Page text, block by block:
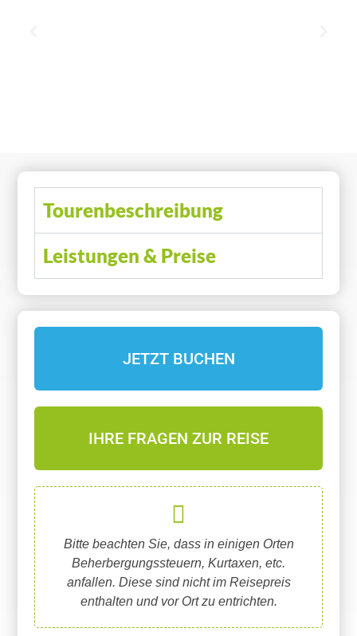
Tourenbeschreibung
Leistungen & Preise
JETZT BUCHEN
IHRE FRAGEN ZUR REISE
Bitte beachten Sie, dass in einigen Orten
Beherbergungssteuern, Kurtaxen, etc.
anfallen. Diese sind nicht im Reisepreis
enthalten und vor Ort zu entrichten.